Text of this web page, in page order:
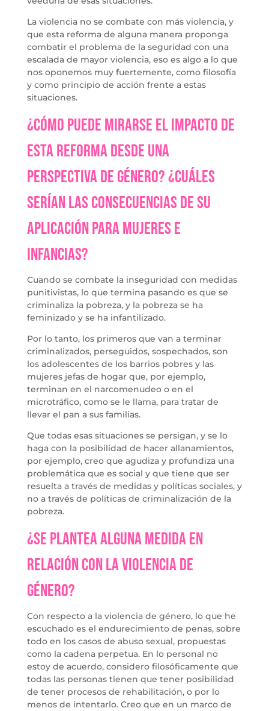
La violencia no se combate con más violencia, y
que esta reforma de alguna manera proponga
combatir el problema de la seguridad con una
escalada de mayor violencia, eso es algo a lo que
nos oponemos muy fuertemente, como filosofía
y como principio de acción frente a estas
situaciones.
¿Cómo puede mirarse el impacto de
esta reforma desde una
perspectiva de género? ¿Cuáles
serían las consecuencias de su
aplicación para mujeres e
infancias?
Cuando se combate la inseguridad con medidas
punitivistas, lo que termina pasando es que se
criminaliza la pobreza, y la pobreza se ha
feminizado y se ha infantilizado.
Por lo tanto, los primeros que van a terminar
criminalizados, perseguidos, sospechados, son
los adolescentes de los barrios pobres y las
mujeres jefas de hogar que, por ejemplo,
terminan en el narcomenudeo o en el
microtráfico, como se le llama, para tratar de
llevar el pan a sus familias.
Que todas esas situaciones se persigan, y se lo
haga con la posibilidad de hacer allanamientos,
por ejemplo, creo que agudiza y profundiza una
problemática que es social y que tiene que ser
resuelta a través de medidas y políticas sociales, y
no a través de políticas de criminalización de la
pobreza.
¿Se plantea alguna medida en
relación con la violencia de
género?
Con respecto a la violencia de género, lo que he
escuchado es el endurecimiento de penas, sobre
todo en los casos de abuso sexual, propuestas
como la cadena perpetua. En lo personal no
estoy de acuerdo, considero filosóficamente que
todas las personas tienen que tener posibilidad
de tener procesos de rehabilitación, o por lo
menos de intentarlo. Creo que en un marco de